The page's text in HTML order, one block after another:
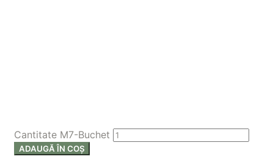
Cantitate M7-Buchet
ADAUGĂ ÎN COȘ